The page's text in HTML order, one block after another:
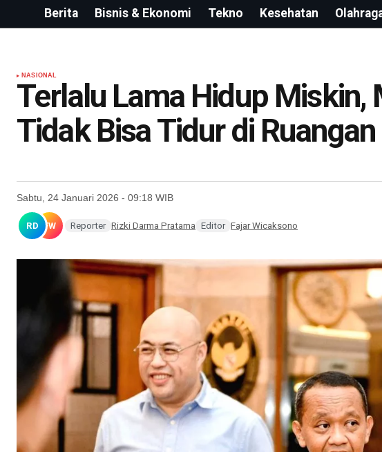
Berita Bisnis & Ekonomi Tekno Kesehatan
NASIONAL
Terlalu Lama Hidup Miskin,
Tidak Bisa Tidur di
Sabtu, 24 Januari 2026 - 09:18 WIB
RD FW Reporter Rizki Darma Pratama Editor Fajar Wicaksono